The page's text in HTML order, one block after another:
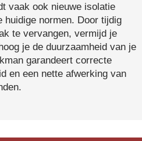
vaak ook nieuwe isolatie
huidige normen. Door tijdig
te vervangen, vermijd je
je de duurzaamheid van je
garandeert correcte
en een nette afwerking van